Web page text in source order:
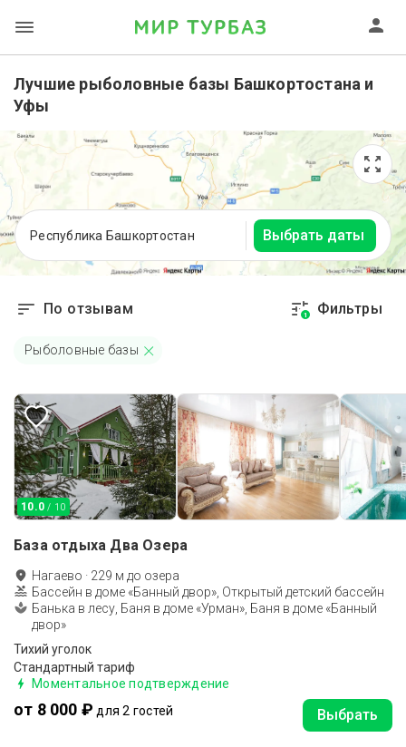
Лучшие рыболовные базы Башкортостана и
Уфы
Республика Башкортостан Выбрать даты
По отзывам 1 Фильтры
Рыболовные базы
10.0 / 10
База отдыха Два Озера
Нагаево · 229 м до озера
Бассейн в доме «Банный двор», Открытый детский бассейн
Банька в лесу, Баня в доме «Урман», Баня в доме «Банный
двор»
Тихий уголок
Стандартный тариф
Моментальное подтверждение
от 8 000 ₽ для 2 гостей Выбрать